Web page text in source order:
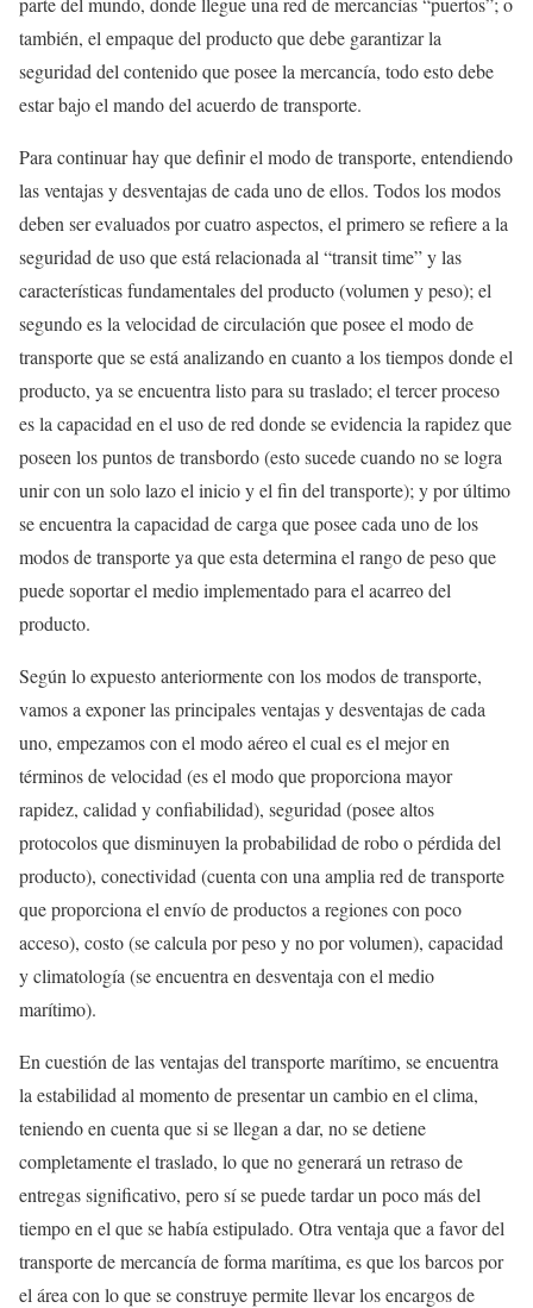
también, el empaque del producto que debe garantizar la
seguridad del contenido que posee la mercancía, todo esto debe
estar bajo el mando del acuerdo de transporte.
Para continuar hay que definir el modo de transporte, entendiendo
las ventajas y desventajas de cada uno de ellos. Todos los modos
deben ser evaluados por cuatro aspectos, el primero se refiere a la
seguridad de uso que está relacionada al “transit time” y las
características fundamentales del producto (volumen y peso); el
segundo es la velocidad de circulación que posee el modo de
transporte que se está analizando en cuanto a los tiempos donde el
producto, ya se encuentra listo para su traslado; el tercer proceso
es la capacidad en el uso de red donde se evidencia la rapidez que
poseen los puntos de transbordo (esto sucede cuando no se logra
unir con un solo lazo el inicio y el fin del transporte); y por último
se encuentra la capacidad de carga que posee cada uno de los
modos de transporte ya que esta determina el rango de peso que
puede soportar el medio implementado para el acarreo del
producto.
Según lo expuesto anteriormente con los modos de transporte,
vamos a exponer las principales ventajas y desventajas de cada
uno, empezamos con el modo aéreo el cual es el mejor en
términos de velocidad (es el modo que proporciona mayor
rapidez, calidad y confiabilidad), seguridad (posee altos
protocolos que disminuyen la probabilidad de robo o pérdida del
producto), conectividad (cuenta con una amplia red de transporte
que proporciona el envío de productos a regiones con poco
acceso), costo (se calcula por peso y no por volumen), capacidad
y climatología (se encuentra en desventaja con el medio
marítimo).
En cuestión de las ventajas del transporte marítimo, se encuentra
la estabilidad al momento de presentar un cambio en el clima,
teniendo en cuenta que si se llegan a dar, no se detiene
completamente el traslado, lo que no generará un retraso de
entregas significativo, pero sí se puede tardar un poco más del
tiempo en el que se había estipulado. Otra ventaja que a favor del
transporte de mercancía de forma marítima, es que los barcos por
el área con lo que se construye permite llevar los encargos de